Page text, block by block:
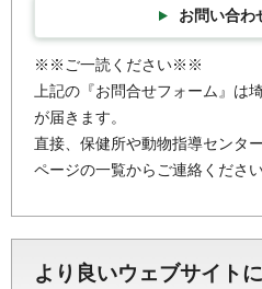
お問い合わ
※※ご一読ください※※
上記の『お問合せフォーム』は
が届きます。
直接、保健所や動物指導センタ
ページの一覧からご連絡ください
より良いウェブサイト